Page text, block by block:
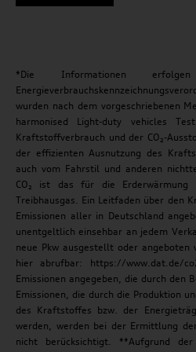
*Die Informationen
wurden nach dem vorgeschriebenen
harmonised Light-duty vehicles
Kraftstoffverbrauch und der CO₂-
der effizienten Ausnutzung des
auch vom Fahrstil und anderen
CO₂ ist das für die Erderwärmung
Treibhausgas. Ein Leitfaden über den
Emissionen aller in Deutschland
unentgeltlich einsehbar an jedem
neue Pkw ausgestellt oder angeboten
hier abrufbar: https://www.dat.de/
Emissionen angegeben, die durch den
Emissionen, die durch die Produktion
des Kraftstoffes bzw. der
werden, werden bei der Ermittlung der
nicht berücksichtigt. **Aufgrund der